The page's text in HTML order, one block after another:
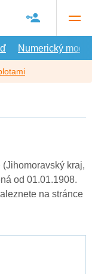
Numerický model
kraj,
od 01.01.1908.
na stránce